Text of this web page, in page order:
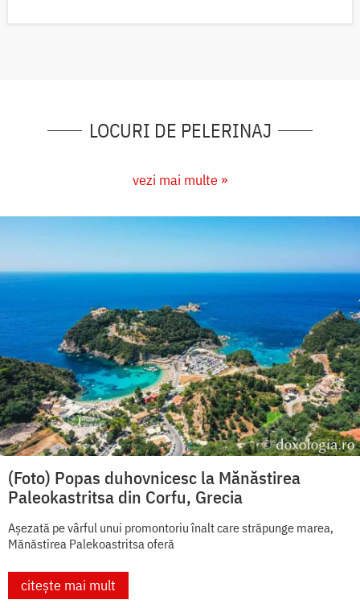
LOCURI DE PELERINAJ
vezi mai multe »
(Foto) Popas duhovnicesc la Mănăstirea
Paleokastritsa din Corfu, Grecia
Așezată pe vârful unui promontoriu înalt care străpunge marea,
Mănăstirea Palekoastritsa oferă
citește mai mult